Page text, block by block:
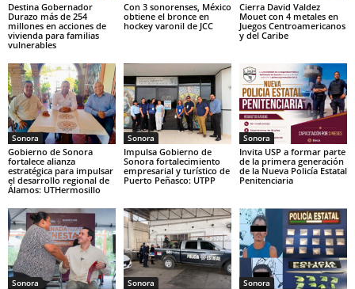
Destina Gobernador
Durazo más de 254
millones en acciones de
vivienda para familias
vulnerables
Con 3 sonorenses, México
obtiene el bronce en
hockey varonil de JCC
Cierra David Valdez
Mouet con 4 metales en
Juegos Centroamericanos
y del Caribe
Sonora
Gobierno de Sonora
fortalece alianza
estratégica para impulsar
el desarrollo regional de
Álamos: UTHermosillo
Sonora
Impulsa Gobierno de
Sonora fortalecimiento
empresarial y turístico de
Puerto Peñasco: UTPP
Sonora
Invita USP a formar parte
de la primera generación
de la Nueva Policía Estatal
Penitenciaria
Sonora Sonora Sonora